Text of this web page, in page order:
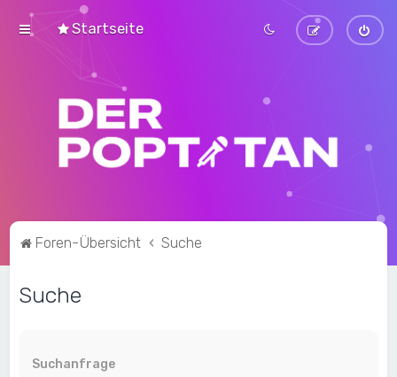
Startseite
Foren-Übersicht Suche
Suche
Suchanfrage